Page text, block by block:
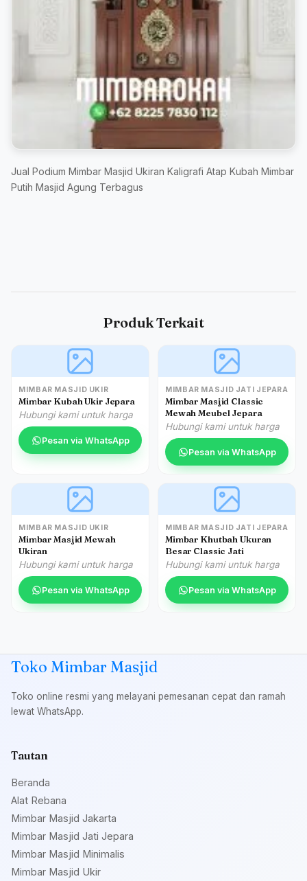
Jual Podium Mimbar Masjid Ukiran Kaligrafi Atap Kubah Mimbar
Putih Masjid Agung Terbagus
Produk Terkait
MIMBAR MASJID UKIR
Mimbar Kubah Ukir Jepara
Hubungi kami untuk harga
Pesan via WhatsApp
MIMBAR MASJID JATI JEPARA
Mimbar Masjid Classic
Mewah Meubel Jepara
Hubungi kami untuk harga
Pesan via WhatsApp
MIMBAR MASJID UKIR
Mimbar Masjid Mewah
Ukiran
Hubungi kami untuk harga
Pesan via WhatsApp
MIMBAR MASJID JATI JEPARA
Mimbar Khutbah Ukuran
Besar Classic Jati
Hubungi kami untuk harga
Pesan via WhatsApp
Toko Mimbar Masjid
Toko online resmi yang melayani pemesanan cepat dan ramah
lewat WhatsApp.
Tautan
Beranda
Alat Rebana
Mimbar Masjid Jakarta
Mimbar Masjid Jati Jepara
Mimbar Masjid Minimalis
Mimbar Masjid Ukir